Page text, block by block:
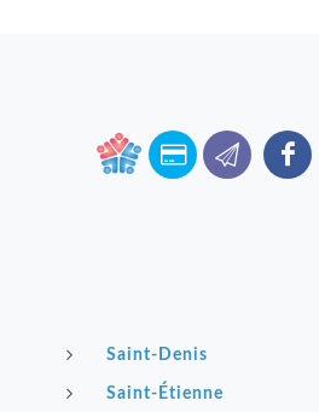
Saint-Denis
Saint-Étienne